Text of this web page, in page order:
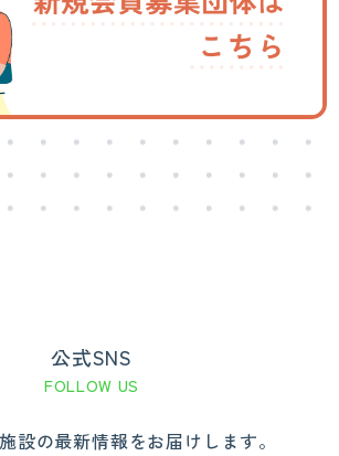
公式SNS
FOLLOW US
設の最新情報をお届けします。